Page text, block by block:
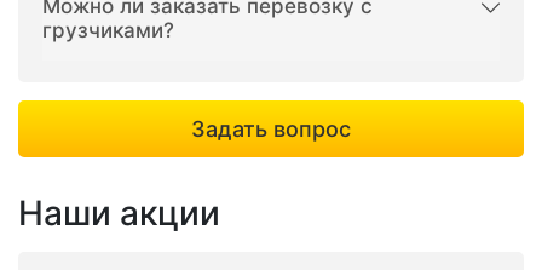
Можно ли заказать перевозку с
грузчиками?
Задать вопрос
Наши акции